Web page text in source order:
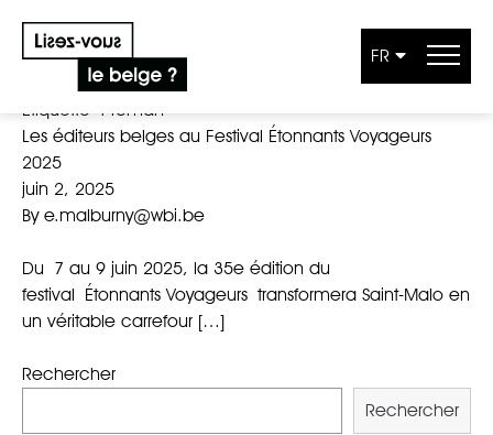
Aller au contenu
FR
Étiquette : roman
Les éditeurs belges au Festival Étonnants Voyageurs
2025
juin 2, 2025
By e.malburny@wbi.be
Du 7 au 9 juin 2025, la 35e édition du
festival Étonnants Voyageurs transformera Saint-Malo en
un véritable carrefour […]
Rechercher
Rechercher